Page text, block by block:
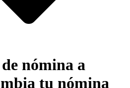
nómina a
tu nómina